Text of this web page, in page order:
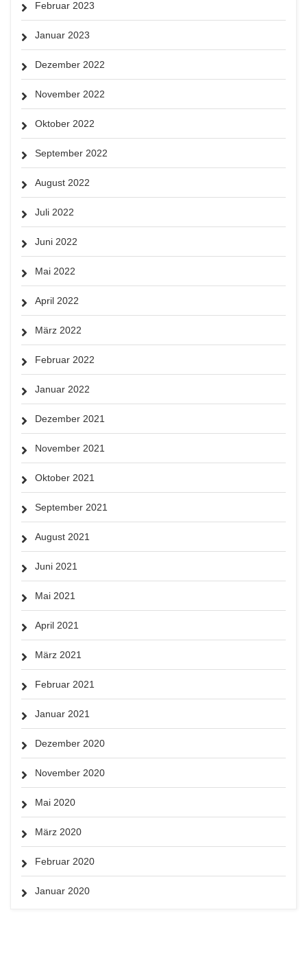
Februar 2023
Januar 2023
Dezember 2022
November 2022
Oktober 2022
September 2022
August 2022
Juli 2022
Juni 2022
Mai 2022
April 2022
März 2022
Februar 2022
Januar 2022
Dezember 2021
November 2021
Oktober 2021
September 2021
August 2021
Juni 2021
Mai 2021
April 2021
März 2021
Februar 2021
Januar 2021
Dezember 2020
November 2020
Mai 2020
März 2020
Februar 2020
Januar 2020